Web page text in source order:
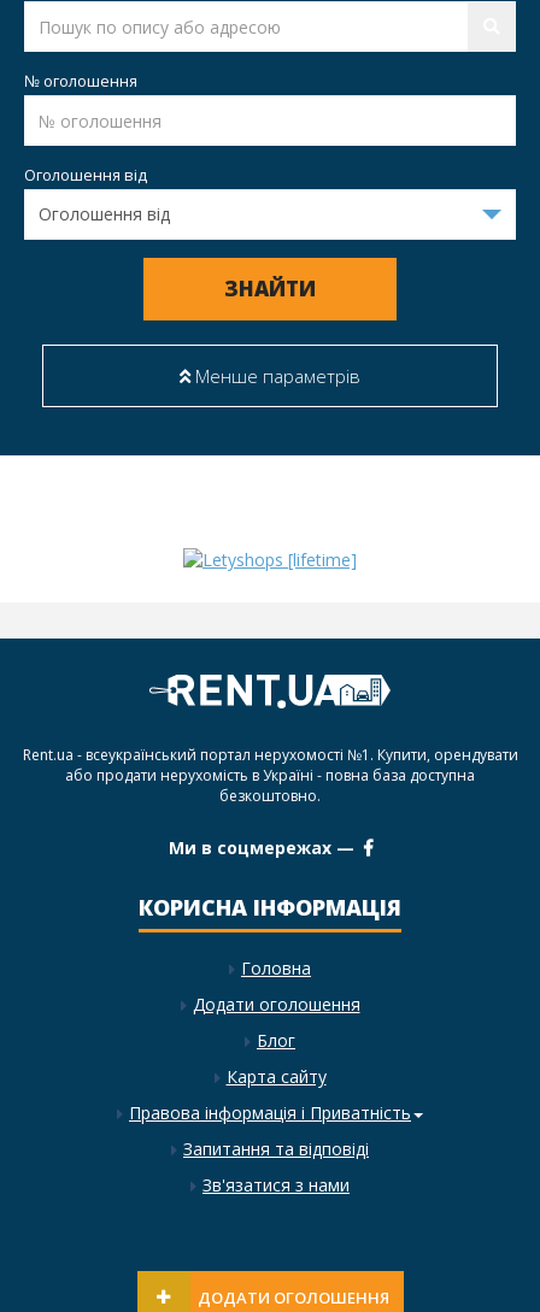
№ оголошення
Оголошення від
ЗНАЙТИ
Менше параметрів
Rent.ua - всеукраїнський портал нерухомості №1. Купити, орендувати
або продати нерухомість в Україні - повна база доступна
безкоштовно.
Ми в соцмережах —
КОРИСНА ІНФОРМАЦІЯ
Головна
Додати оголошення
Блог
Карта сайту
Правова інформація і Приватність
Запитання та відповіді
Зв'язатися з нами
ДОДАТИ ОГОЛОШЕННЯ